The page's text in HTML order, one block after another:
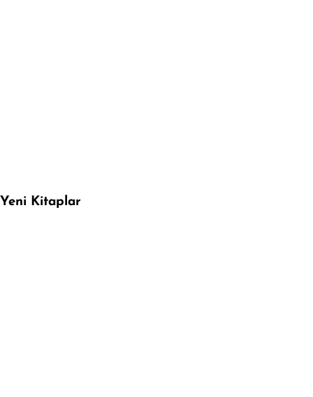
Yeni Kitaplar